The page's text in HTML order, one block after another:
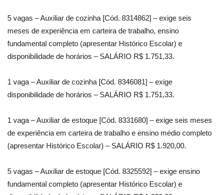
5 vagas – Auxiliar de cozinha [Cód. 8314862] – exige seis
meses de experiência em carteira de trabalho, ensino
fundamental completo (apresentar Histórico Escolar) e
disponibilidade de horários – SALÁRIO R$ 1.751,33.
1 vaga – Auxiliar de cozinha [Cód. 8346081] – exige
disponibilidade de horários – SALÁRIO R$ 1.751,33.
1 vaga – Auxiliar de estoque [Cód. 8331680] – exige seis meses
de experiência em carteira de trabalho e ensino médio completo
(apresentar Histórico Escolar) – SALÁRIO R$ 1.920,00.
5 vagas – Auxiliar de estoque [Cód. 8325592] – exige ensino
fundamental completo (apresentar Histórico Escolar) e